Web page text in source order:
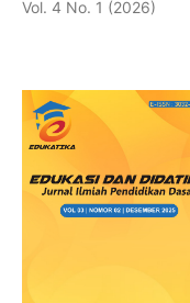
Vol. 4 No. 1 (2026)